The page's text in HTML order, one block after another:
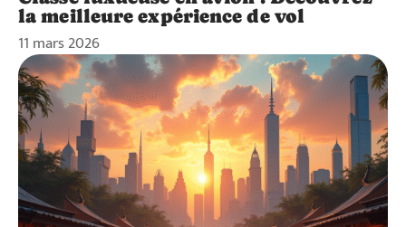
la meilleure expérience de vol
11 mars 2026